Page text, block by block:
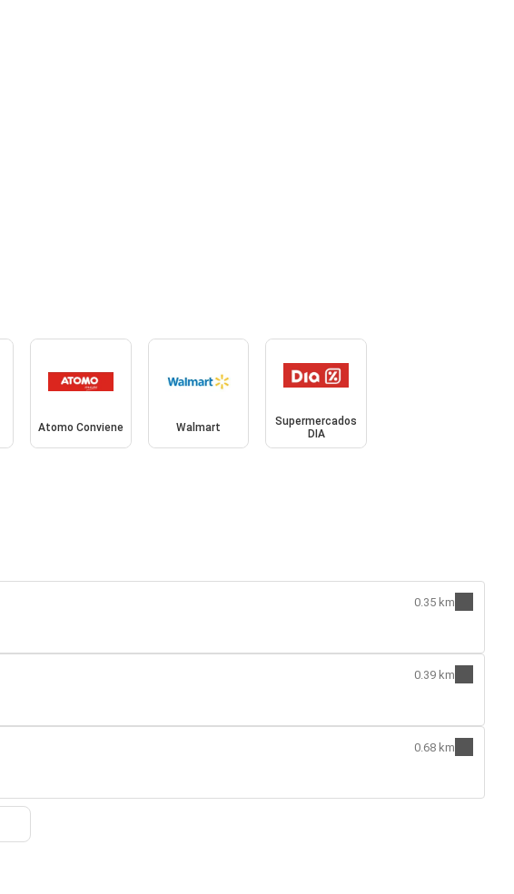
Atomo Conviene Walmart
Supermercados
DIA
0.35 km
0.39 km
0.68 km